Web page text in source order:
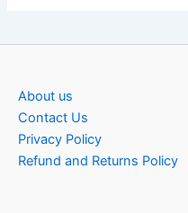
About us
Contact Us
Privacy Policy
Refund and Returns Policy